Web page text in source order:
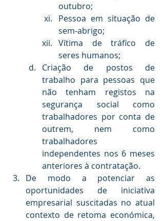
outubro;
Pessoa em situação de
sem-abrigo;
Vítima de tráfico de
seres humanos;
Criação de postos de
trabalho para pessoas que
não tenham registos na
segurança social como
trabalhadores por conta de
outrem, nem como
trabalhadores
independentes nos 6 meses
anteriores à contratação.
De modo a potenciar as
oportunidades de iniciativa
empresarial suscitadas no atual